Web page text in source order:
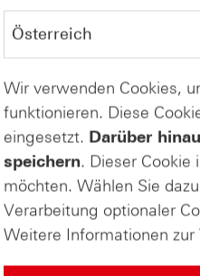
Wir verwenden Cookies,
funktionieren. Diese
eingesetzt. Darüber
speichern. Dieser Cookie
möchten. Wählen Sie
Verarbeitung optionaler
Weitere Informationen